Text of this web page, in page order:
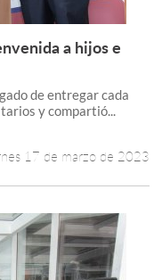
Leer más +
a hijos e
de entregar cada
y compartió...
17 de marzo de 2023